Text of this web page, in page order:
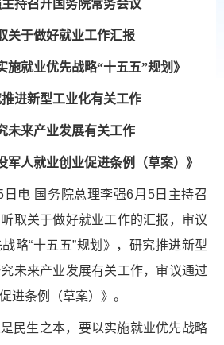
持召开国务院常务会议
关于做好就业工作汇报
施就业优先战略“十五五”规划》
进新型工业化有关工作
未来产业发展有关工作
军人就业创业促进条例（草案）》
电 国务院总理李强6月5日主持召
取关于做好就业工作的汇报，审议
略“十五五”规划》，研究推进新型
未来产业发展有关工作，审议通过
进条例（草案）》。
民生之本，要以实施就业优先战略